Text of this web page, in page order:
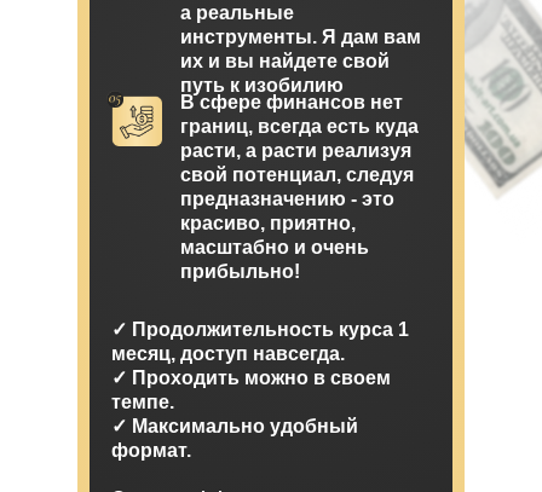
В сфере финансов нет
границ, всегда есть куда
расти, а расти реализуя
свой потенциал, следуя
предназначению - это
красиво, приятно,
масштабно и очень
прибыльно!
а реальные
инструменты. Я дам вам
их и вы найдете свой
путь к изобилию
✓ Продолжительность курса 1
месяц, доступ навсегда.
✓ Проходить можно в своем
темпе.
✓ Максимально удобный
формат.